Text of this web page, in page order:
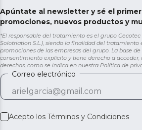
Apúntate al newsletter y sé el
promociones, nuevos productos y
*El responsable del tratamiento es el grupo Cecotec
Solotriatlon S.L.), siendo la finalidad del tratamiento
promociones de las empresas del grupo. La base
consentimiento explícito y tiene derecho a acceder,
derechos, como se indica en nuestra Política de
Correo electrónico
Acepto los Términos y Condiciones